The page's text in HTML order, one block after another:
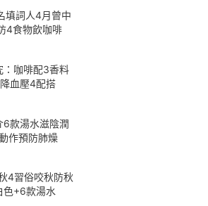
填詞人4月曾中
4食物飲咖啡
：咖啡配3香料
血壓4配搭
6款湯水滋陰潤
作預防肺燥
4習俗咬秋防秋
色+6款湯水